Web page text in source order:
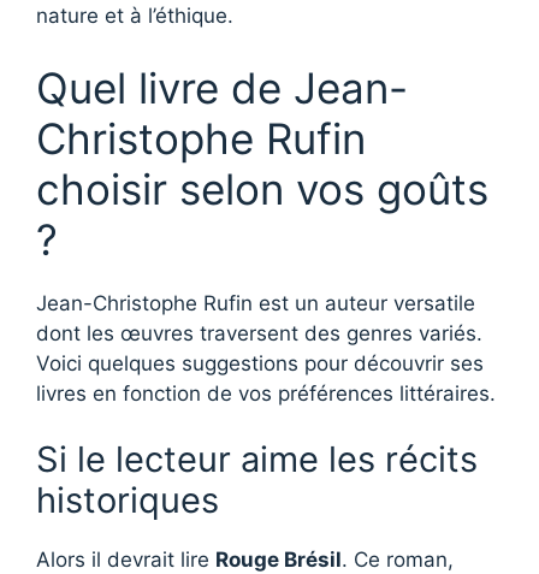
nature et à l’éthique.
Quel livre de Jean-
Christophe Rufin
choisir selon vos goûts
?
Jean-Christophe Rufin est un auteur versatile
dont les œuvres traversent des genres variés.
Voici quelques suggestions pour découvrir ses
livres en fonction de vos préférences littéraires.
Si le lecteur aime les récits
historiques
Alors il devrait lire Rouge Brésil. Ce roman,